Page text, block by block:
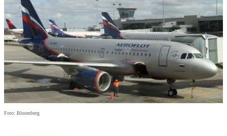
Foto: Bloomberg